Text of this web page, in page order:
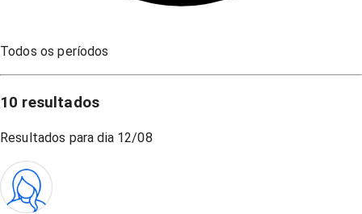
Todos os períodos
10 resultados
Resultados para dia 12/08